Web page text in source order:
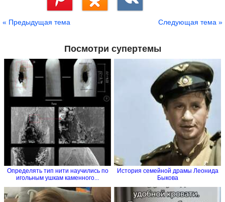
« Предыдущая тема Следующая тема »
Посмотри супертемы
Определять тип нити научились по
игольным ушкам каменного...
История семейной драмы Леонида
Быкова